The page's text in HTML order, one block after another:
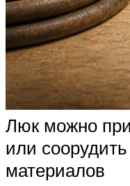
Люк можно
или
материалов